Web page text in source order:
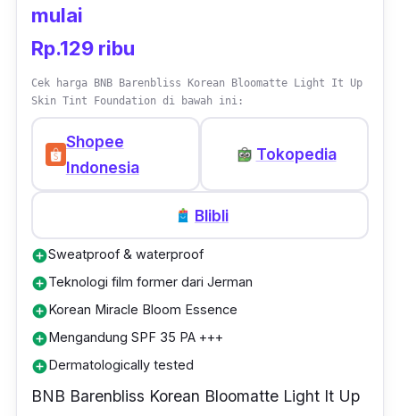
mulai
Rp.129 ribu
Cek harga BNB Barenbliss Korean Bloomatte Light It Up
Skin Tint Foundation di bawah ini:
Shopee
Indonesia
Tokopedia
Blibli
add_circleSweatproof & waterproof
add_circleTeknologi film former dari Jerman
add_circleKorean Miracle Bloom Essence
add_circleMengandung SPF 35 PA +++
add_circleDermatologically tested
BNB Barenbliss Korean Bloomatte Light It Up